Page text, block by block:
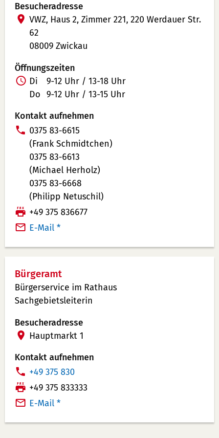
Besucheradresse
VWZ, Haus 2, Zimmer 221, 220 Werdauer Str.
62
08009 Zwickau
Öffnungszeiten
Di
9-12 Uhr / 13-18 Uhr
Do 9-12 Uhr / 13-15 Uhr
Kontakt aufnehmen
T
e
l
e
f
o
n
n
m
e
r:
0375 83-6615
(Frank Schmidtchen)
0375 83-6613
(Michael Herholz)
0375 83-6668
(Philipp Netuschil)
F
a
+49 375 836677
E-Mail *
Bürgeramt
Bürgerservice im Rathaus
Sachgebietsleiterin
Besucheradresse
Hauptmarkt 1
Kontakt aufnehmen
T
e
l
f
+49 375 830
F
a
+49 375 833333
E-Mail *